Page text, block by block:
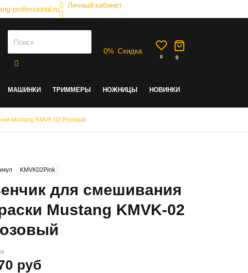
professional.ru Личный кабинет
0% Скидка
0 0
МАШИНКИ ТРИММЕРЫ НОЖНИЦЫ НОВИНКИ
Mustang KMVK-02 Розовый
KMVK02Pink
для смешивания
Mustang KMVK-02
руб